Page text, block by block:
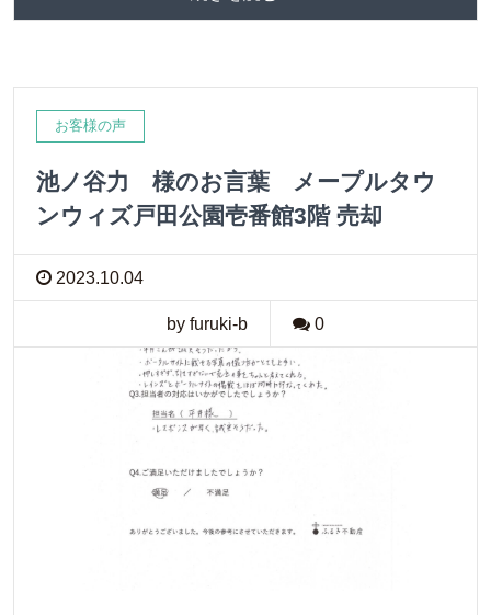
お客様の声
池ノ谷力 様のお言葉 メープルタウ
ンウィズ戸田公園壱番館3階 売却
2023.10.04
by furuki-b 0